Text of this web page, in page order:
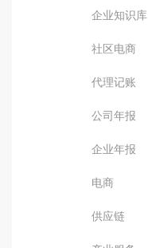
企业知识库
社区电商
代理记账
公司年报
企业年报
电商
供应链